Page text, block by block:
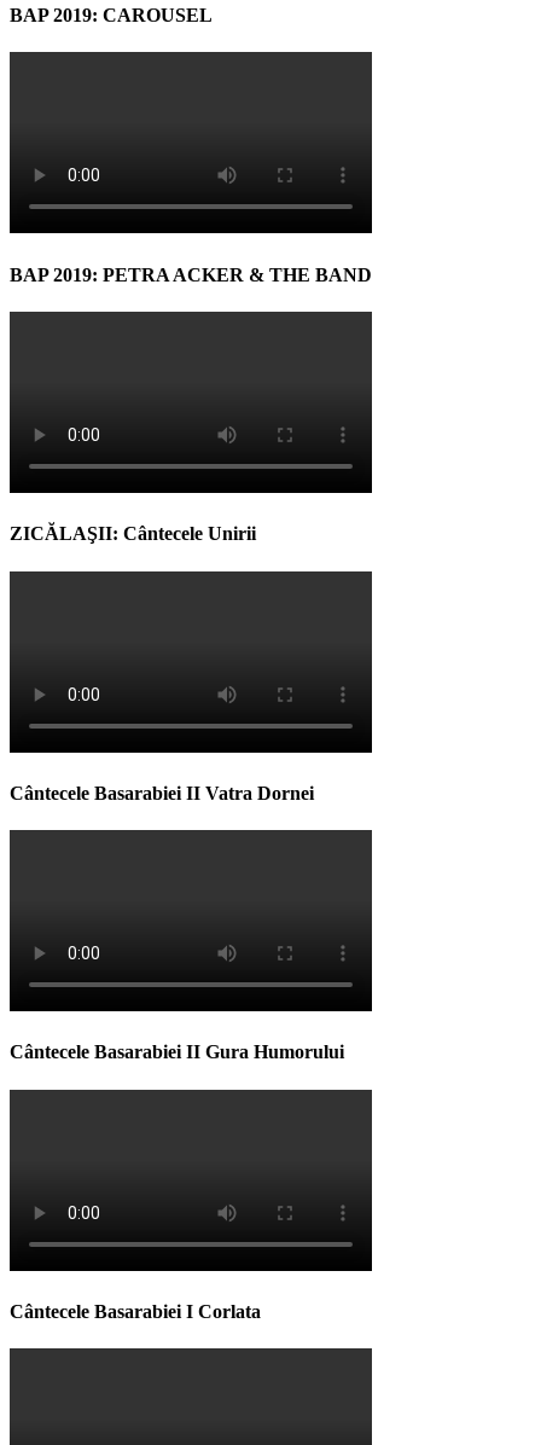
BAP 2019: CAROUSEL
BAP 2019: PETRA ACKER & THE BAND
ZICĂLAŞII: Cântecele Unirii
Cântecele Basarabiei II Vatra Dornei
Cântecele Basarabiei II Gura Humorului
Cântecele Basarabiei I Corlata